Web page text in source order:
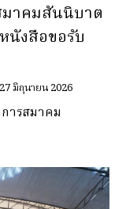
มาคมสันนิบาต
นังสือขอรับ
27 มิถุนายน 2026
ารสมาคม